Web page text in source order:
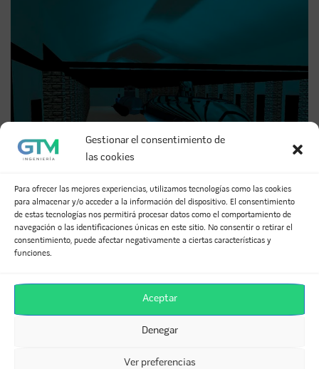
Gestionar el consentimiento de
las cookies
Para ofrecer las mejores experiencias, utilizamos tecnologías como las cookies
para almacenar y/o acceder a la información del dispositivo. El consentimiento
de estas tecnologías nos permitirá procesar datos como el comportamiento de
navegación o las identificaciones únicas en este sitio. No consentir o retirar el
consentimiento, puede afectar negativamente a ciertas características y
funciones.
Aceptar
Denegar
Ver preferencias